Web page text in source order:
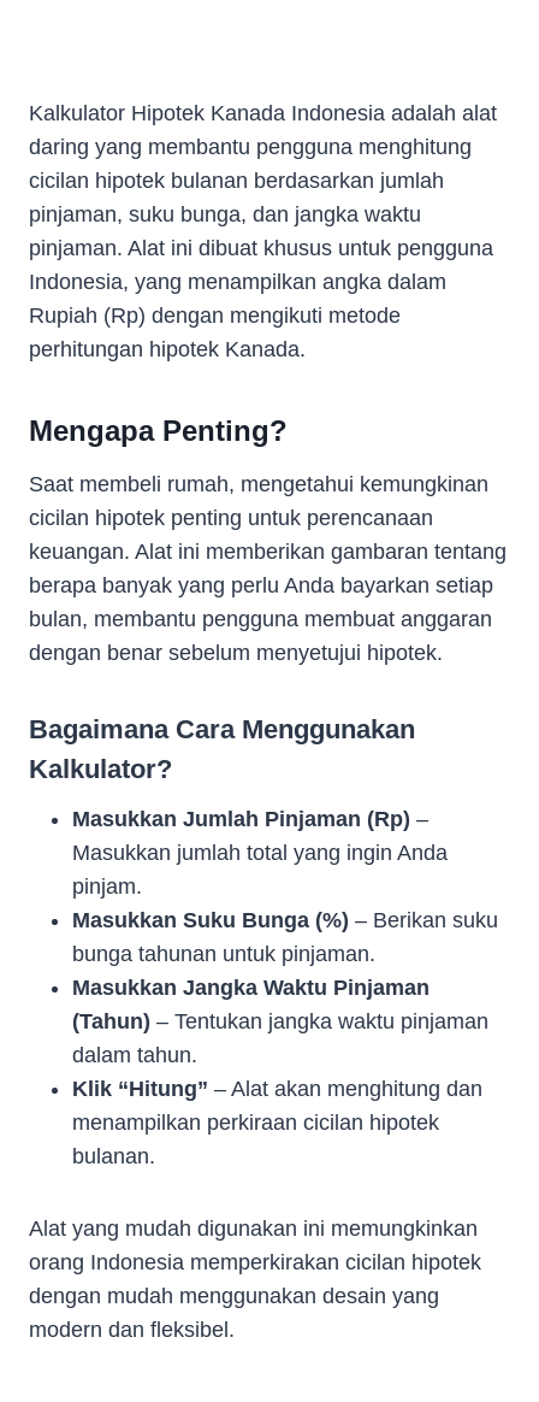
Kalkulator Hipotek Kanada Indonesia adalah alat
daring yang membantu pengguna menghitung
cicilan hipotek bulanan berdasarkan jumlah
pinjaman, suku bunga, dan jangka waktu
pinjaman. Alat ini dibuat khusus untuk pengguna
Indonesia, yang menampilkan angka dalam
Rupiah (Rp) dengan mengikuti metode
perhitungan hipotek Kanada.
Mengapa Penting?
Saat membeli rumah, mengetahui kemungkinan
cicilan hipotek penting untuk perencanaan
keuangan. Alat ini memberikan gambaran tentang
berapa banyak yang perlu Anda bayarkan setiap
bulan, membantu pengguna membuat anggaran
dengan benar sebelum menyetujui hipotek.
Bagaimana Cara Menggunakan
Kalkulator?
Masukkan Jumlah Pinjaman (Rp) –
Masukkan jumlah total yang ingin Anda
pinjam.
Masukkan Suku Bunga (%) – Berikan suku
bunga tahunan untuk pinjaman.
Masukkan Jangka Waktu Pinjaman
(Tahun) – Tentukan jangka waktu pinjaman
dalam tahun.
Klik “Hitung” – Alat akan menghitung dan
menampilkan perkiraan cicilan hipotek
bulanan.
Alat yang mudah digunakan ini memungkinkan
orang Indonesia memperkirakan cicilan hipotek
dengan mudah menggunakan desain yang
modern dan fleksibel.